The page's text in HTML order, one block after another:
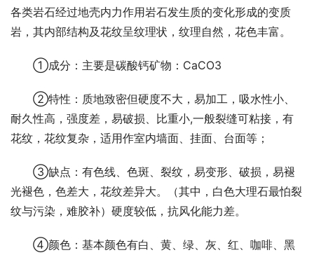
各类岩石经过地壳内力作用岩石发生质的变化形成的变质
岩，其内部结构及花纹呈纹理状，纹理自然，花色丰富。
①成分：主要是碳酸钙矿物：CaCO3
②特性：质地致密但硬度不大，易加工，吸水性小、
耐久性高，强度差，易破损、比重小,一般裂缝可粘接，有
花纹，花纹复杂，适用作室内墙面、挂面、台面等；
③缺点：有色线、色斑、裂纹，易变形、破损，易褪
光褪色，色差大，花纹差异大。（其中，白色大理石最怕裂
纹与污染，难胶补）硬度较低，抗风化能力差。
④颜色：基本颜色有白、黄、绿、灰、红、咖啡、黑